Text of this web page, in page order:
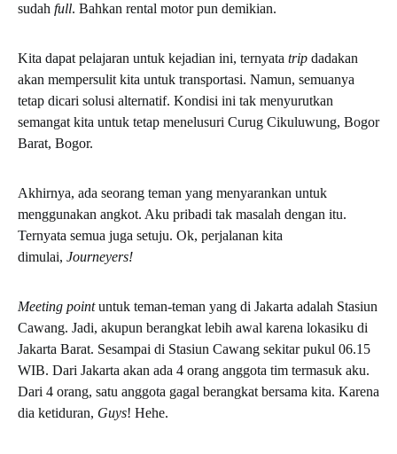
sudah full. Bahkan rental motor pun demikian.
Kita dapat pelajaran untuk kejadian ini, ternyata trip dadakan
akan mempersulit kita untuk transportasi. Namun, semuanya
tetap dicari solusi alternatif. Kondisi ini tak menyurutkan
semangat kita untuk tetap menelusuri Curug Cikuluwung, Bogor
Barat, Bogor.
Akhirnya, ada seorang teman yang menyarankan untuk
menggunakan angkot. Aku pribadi tak masalah dengan itu.
Ternyata semua juga setuju. Ok, perjalanan kita
dimulai, Journeyers!
Meeting pointuntuk teman-teman yang di Jakarta adalah Stasiun
Cawang. Jadi, akupun berangkat lebih awal karena lokasiku di
Jakarta Barat. Sesampai di Stasiun Cawang sekitar pukul 06.15
WIB. Dari Jakarta akan ada 4 orang anggota tim termasuk aku.
Dari 4 orang, satu anggota gagal berangkat bersama kita. Karena
dia ketiduran, Guys! Hehe.